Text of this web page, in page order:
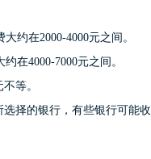
约在2000-4000元之间。
在4000-7000元之间。
等。
择的银行，有些银行可能